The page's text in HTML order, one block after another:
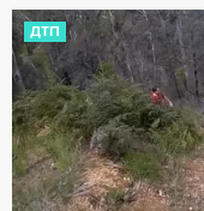
ДТП